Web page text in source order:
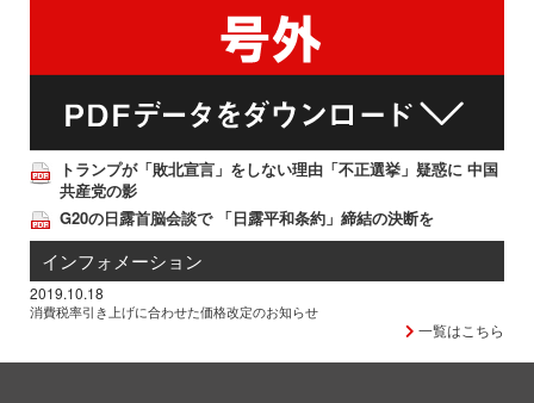
トランプが「敗北宣言」をしない理由「不正選挙」疑惑に 中国
共産党の影
G20の日露首脳会談で 「日露平和条約」締結の決断を
インフォメーション
2019.10.18
消費税率引き上げに合わせた価格改定のお知らせ
一覧はこちら